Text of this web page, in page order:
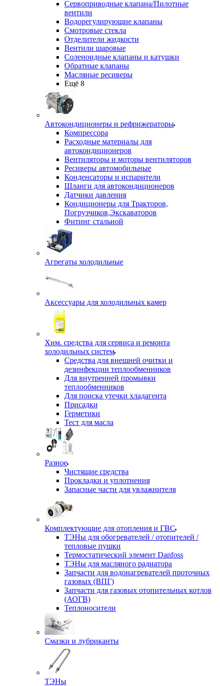
Сервоприводные клапана/Пилотные
вентили
Водорегулирующие клапаны
Смотровые стекла
Отделители жидкости
Вентили шаровые
Соленоидные клапаны и катушки
Обратные клапаны
Масляные ресиверы
Ещё 8
Автокондиционеры и рефрижераторы
Компрессора
Расходные материалы для
автокондиционеров
Вентиляторы и моторы вентиляторов
Ресиверы автомобильные
Конденсаторы и испарители
Шланги для автокондиционеров
Датчики давления
Кондиционеры для Тракторов,
Погрузчиков,Экскаваторов
Фитинг стальной
Агрегаты холодильные
Аксессуары для холодильных камер
Хим. средства для сервиса и ремонта
холодильных систем
Средства для внешней очитки и
дезинфекции теплообменников
Для внутренней промывки
теплообменников
Для поиска утечки хладагента
Присадки
Герметики
Тест для масла
Разное
Чистящие средства
Прокладки и уплотнения
Запасные части для увлажнителя
Комплектующие для отопления и ГВС
ТЭНы для обогревателей / отопителей /
тепловые пушки
Термостатический элемент Danfoss
ТЭНы для масляного радиатора
Запчасти для водонагревателей проточных
газовых (ВПГ)
Запчасти для газовых отопительных котлов
(АОГВ)
Теплоносители
Смазки и лубриканты
ТЭНы